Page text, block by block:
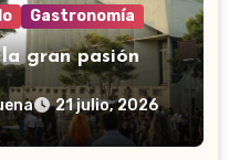
Gastronomía
gran pasión
21 julio, 2026